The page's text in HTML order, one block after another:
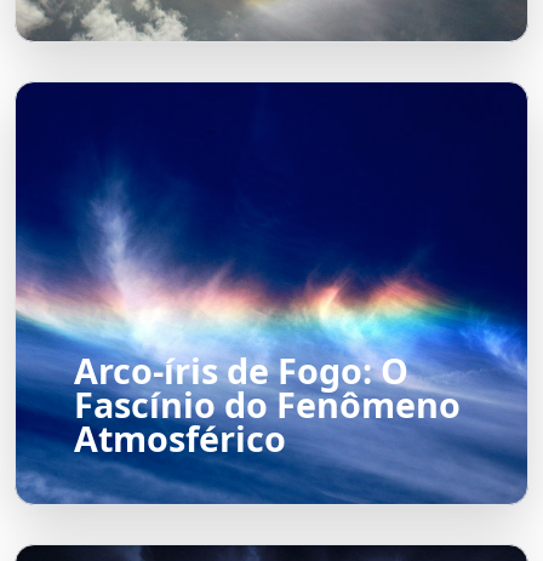
Arco-íris de Fogo: O
Fascínio do Fenômeno
Atmosférico